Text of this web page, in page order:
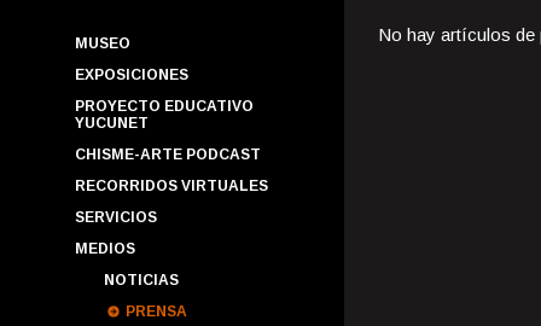
MUSEO
EXPOSICIONES
PROYECTO EDUCATIVO
YUCUNET
CHISME-ARTE PODCAST
RECORRIDOS VIRTUALES
SERVICIOS
MEDIOS
NOTICIAS
PRENSA
No hay artículos de